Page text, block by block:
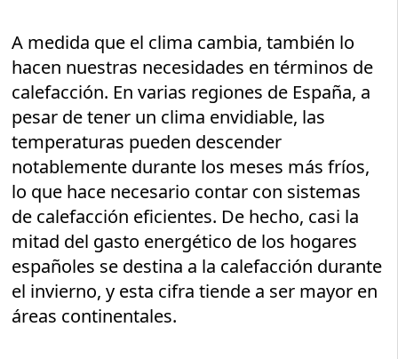
A medida que el clima cambia, también lo
hacen nuestras necesidades en términos de
calefacción. En varias regiones de España, a
pesar de tener un clima envidiable, las
temperaturas pueden descender
notablemente durante los meses más fríos,
lo que hace necesario contar con sistemas
de calefacción eficientes. De hecho, casi la
mitad del gasto energético de los hogares
españoles se destina a la calefacción durante
el invierno, y esta cifra tiende a ser mayor en
áreas continentales.